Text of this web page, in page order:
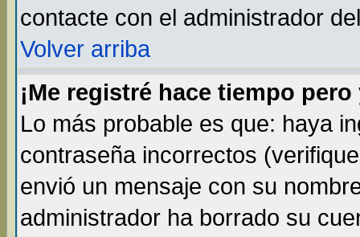
contacte con el administrador
Volver arriba
¡Me registré hace tiempo
Lo más probable es que: haya
contraseña incorrectos
envió un mensaje con su
administrador ha borrado su